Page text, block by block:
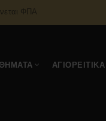
ΦΠΑ